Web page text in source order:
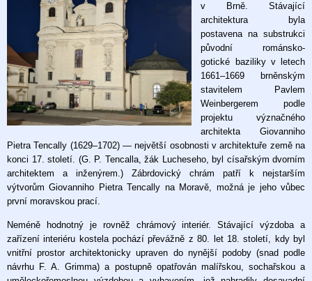
v Brně. Stávající
architektura byla
postavena na substrukci
původní románsko-
gotické baziliky v letech
1661–1669 brněnským
stavitelem Pavlem
Weinbergerem podle
projektu význačného
architekta Giovanniho
Pietra Tencally (1629–1702) — největší osobnosti v architektuře země na
konci 17. století. (G. P. Tencalla, žák Lucheseho, byl císařským dvorním
architektem a inženýrem.) Zábrdovický chrám patří k nejstarším
výtvorům Giovanniho Pietra Tencally na Moravě, možná je jeho vůbec
první moravskou prací.
Neméně hodnotný je rovněž chrámový interiér. Stávající výzdoba a
zařízení interiéru kostela pochází převážně z 80. let 18. století, kdy byl
vnitřní prostor architektonicky upraven do nynější podoby (snad podle
návrhu F. A. Grimma) a postupně opatřován malířskou, sochařskou a